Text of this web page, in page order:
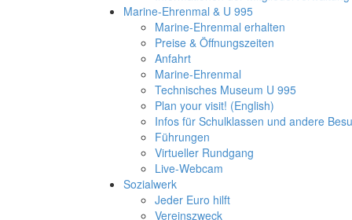
Marine-Ehrenmal & U 995
Marine-Ehrenmal erhalten
Preise & Öffnungszeiten
Anfahrt
Marine-Ehrenmal
Technisches Museum U 995
Plan your visit! (English)
Infos für Schulklassen und andere
Führungen
Virtueller Rundgang
Live-Webcam
Sozialwerk
Jeder Euro hilft
Vereinszweck